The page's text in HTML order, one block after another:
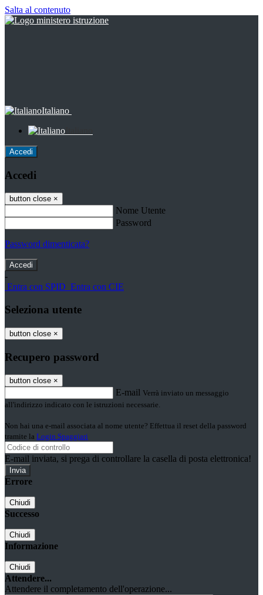
Salta al contenuto
Italiano
Accedi
Accedi
button close ×
Nome Utente
Password
Password dimenticata?
-
Entra con SPID Entra con CIE
Seleziona utente
button close ×
Recupero password
button close ×
E-mail Verrà inviato un messaggio
all'indirizzo indicato con le istruzioni necessarie.
Non hai una e-mail associata al nome utente? Effettua il reset della password
tramite la Login Spaggiari
E-mail inviata, si prega di controllare la casella di posta elettronica!
Errore
Chiudi
Successo
Chiudi
Informazione
Chiudi
Attendere...
Attendere il completamento dell'operazione...